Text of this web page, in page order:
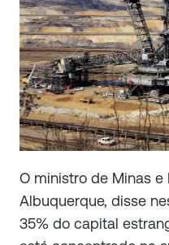
O ministro de Minas e
Albuquerque, disse
35% do capital